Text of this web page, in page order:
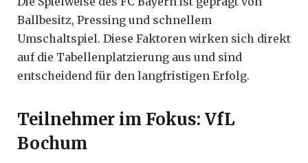
Ballbesitz, Pressing und schnellem
Umschaltspiel. Diese Faktoren wirken sich direkt
auf die Tabellenplatzierung aus und sind
entscheidend für den langfristigen Erfolg.
Teilnehmer im Fokus: VfL
Bochum